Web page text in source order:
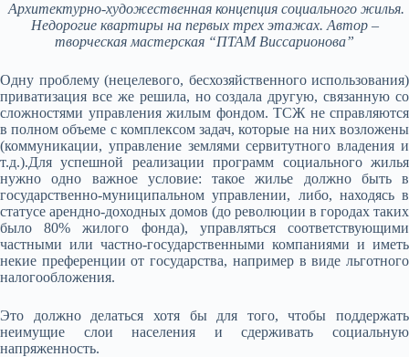
Архитектурно-художественная концепция социального жилья.
Недорогие квартиры на первых трех этажах. Автор –
творческая мастерская “ПТАМ Виссарионова”
Одну проблему (нецелевого, бесхозяйственного использования)
приватизация все же решила, но создала другую, связанную со
сложностями управления жилым фондом. ТСЖ не справляются
в полном объеме с комплексом задач, которые на них возложены
(коммуникации, управление землями сервитутного владения и
т.д.).Для успешной реализации программ социального жилья
нужно одно важное условие: такое жилье должно быть в
государственно-муниципальном управлении, либо, находясь в
статусе арендно-доходных домов (до революции в городах таких
было 80% жилого фонда), управляться соответствующими
частными или частно-государственными компаниями и иметь
некие преференции от государства, например в виде льготного
налогообложения.
Это должно делаться хотя бы для того, чтобы поддержать
неимущие слои населения и сдерживать социальную
напряженность.